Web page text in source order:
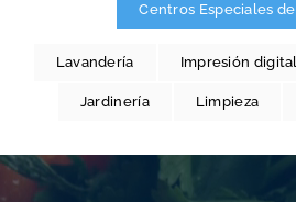
Apoyo personal y
Espacio de
Responsabilidad
Centros Especiales
Lavandería Impresión digital
Jardinería Limpieza